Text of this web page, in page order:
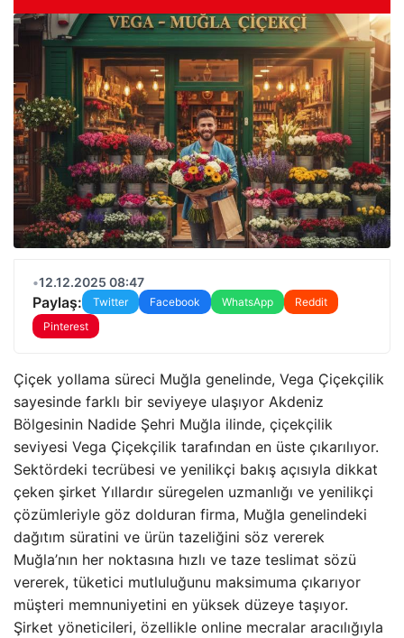
•12.12.2025 08:47
Paylaş: Twitter Facebook WhatsApp
Reddit
Pinterest
Çiçek yollama süreci Muğla genelinde, Vega Çiçekçilik
sayesinde farklı bir seviyeye ulaşıyor Akdeniz
Bölgesinin Nadide Şehri Muğla ilinde, çiçekçilik
seviyesi Vega Çiçekçilik tarafından en üste çıkarılıyor.
Sektördeki tecrübesi ve yenilikçi bakış açısıyla dikkat
çeken şirket Yıllardır süregelen uzmanlığı ve yenilikçi
çözümleriyle göz dolduran firma, Muğla genelindeki
dağıtım süratini ve ürün tazeliğini söz vererek
Muğla’nın her noktasına hızlı ve taze teslimat sözü
vererek, tüketici mutluluğunu maksimuma çıkarıyor
müşteri memnuniyetini en yüksek düzeye taşıyor.
Şirket yöneticileri, özellikle online mecralar aracılığıyla